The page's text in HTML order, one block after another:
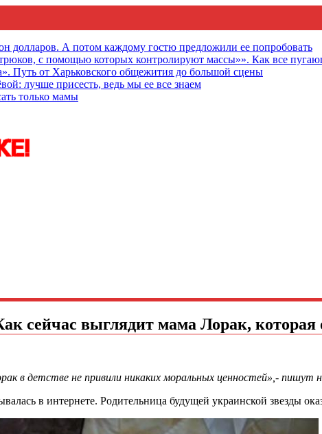
долларов. А потом каждому гостю предложили ее попробовать
с помощью которых контролируют массы»». Как все
Путь от Харьковского общежития до большой сцены
лучше присесть, ведь мы ее все знаем
только мамы
сейчас выглядит мама Лорак, которая
в детстве не привили никаких моральных ценностей»,-
в интернете. Родительница будущей украинской звезды